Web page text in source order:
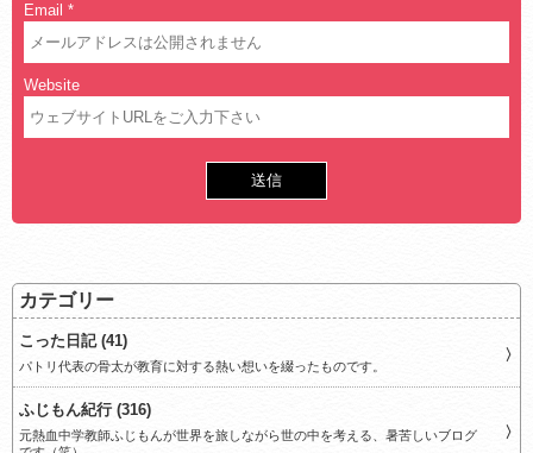
Email *
Website
カテゴリー
こった日記 (41)
パトリ代表の骨太が教育に対する熱い想いを綴ったものです。
ふじもん紀行 (316)
元熱血中学教師ふじもんが世界を旅しながら世の中を考える、暑苦しいブログ